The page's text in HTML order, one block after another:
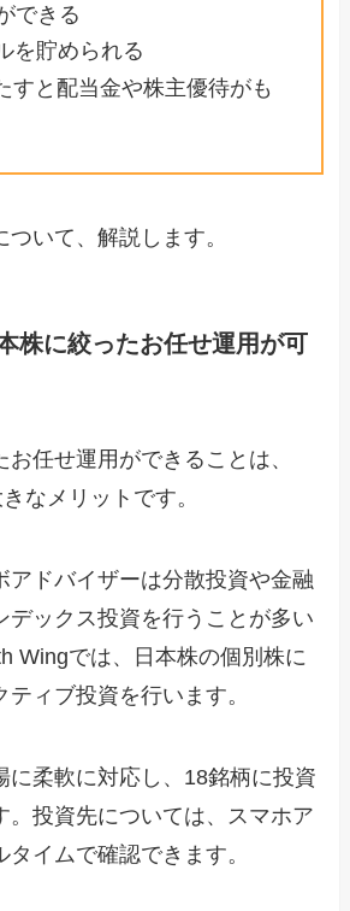
できる
を貯められる
すと配当金や株主優待がも
いて、解説します。
株に絞ったお任せ運用が可
お任せ運用ができることは、
なメリットです。
アドバイザーは分散投資や金融
デックス投資を行うことが多い
Wingでは、日本株の個別株に
ィブ投資を行います。
に柔軟に対応し、18銘柄に投資
。投資先については、スマホア
イムで確認できます。